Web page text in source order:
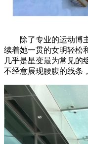
除了专业的运动博主
续着她一贯的女明轻松
几乎是星变最为常见的
不经意展现腰腹的线条